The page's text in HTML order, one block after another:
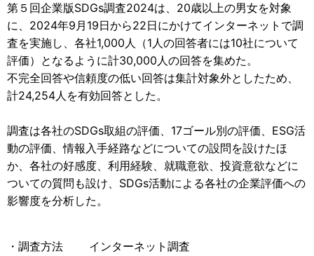
第５回企業版SDGs調査2024は、20歳以上の男女を対象
に、2024年9月19日から22日にかけてインターネットで調
査を実施し、各社1,000人（1人の回答者には10社について
評価）となるように計30,000人の回答を集めた。
不完全回答や信頼度の低い回答は集計対象外としたため、
計24,254人を有効回答とした。
調査は各社のSDGs取組の評価、17ゴール別の評価、ESG活
動の評価、情報入手経路などについての設問を設けたほ
か、各社の好感度、利用経験、就職意欲、投資意欲などに
ついての質問も設け、SDGs活動による各社の企業評価への
影響度を分析した。
・調査方法 インターネット調査